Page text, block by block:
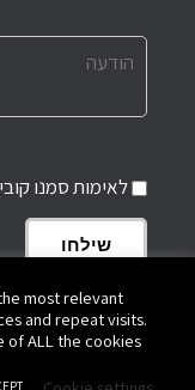
לאימות סמנו
שילחו
כל הזכויות
most relevant
and repeat visits.
of ALL the cookies.